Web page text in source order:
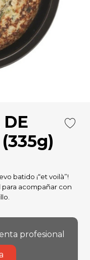
batido ¡“et voilà”!
acompañar con
profesional